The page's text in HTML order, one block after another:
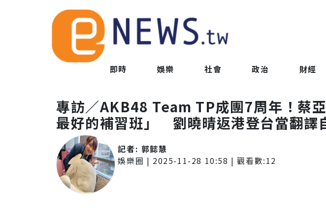
即時 娛樂 社會 政治 財經
專訪／AKB48 Team TP成團7周年！蔡
最好的補習班」 劉曉晴返港登台當翻譯
記者: 郭懿慧
娛樂圈 | 2025-11-28 10:58 | 觀看數:12